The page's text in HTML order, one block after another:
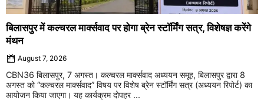
बिलासपुर में कल्चरल मार्क्सवाद पर होगा ब्रेन स्टॉर्मिंग सत्र, विशेषज्ञ करेंगे
मंथन
August 7, 2026
CBN36 बिलासपुर, 7 अगस्त। कल्चरल मार्क्सवाद अध्ययन समूह, बिलासपुर द्वारा 8
अगस्त को “कल्चरल मार्क्सवाद” विषय पर विशेष ब्रेन स्टॉर्मिंग सत्र (अध्ययन रिपोर्ट) का
आयोजन किया जाएगा। यह कार्यक्रम दोपहर ...